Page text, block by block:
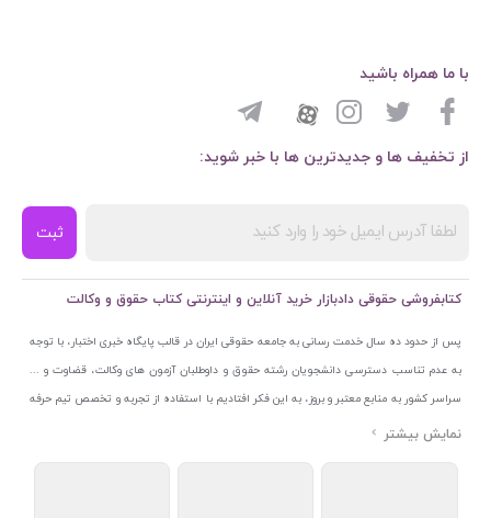
از تخفیف ها و جدیدترین ها با خبر شوید:
ثبت
با ما همراه باشید
کتابفروشی حقوقی دادبازار خرید آنلاین و اینترنتی کتاب حقوق و وکالت
پس از حدود ده سال خدمت رسانی به جامعه حقوقی ایران در قالب پایگاه خبری اختبار، با توجه
به عدم تناسب دسترسی دانشجویان رشته حقوق و داوطلبان آزمون های وکالت، قضاوت و ...
سراسر کشور به منابع معتبر و بروز، به این فکر افتادیم با استفاده از تجربه و تخصص تیم حرفه
ای اختبار خدمتی جدید به جامعه حقوقی ایران ارائه کنیم. به این منظور با راه اندازی و تجهیز